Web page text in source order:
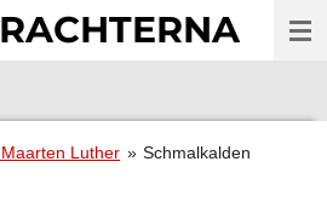
Luther » Schmalkalden